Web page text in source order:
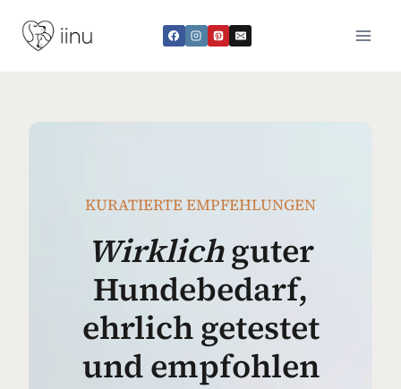
Inhalt
springen
KURATIERTE EMPFEHLUNGEN
Wirklichguter
Hundebedarf,
ehrlich getestet
und empfohlen